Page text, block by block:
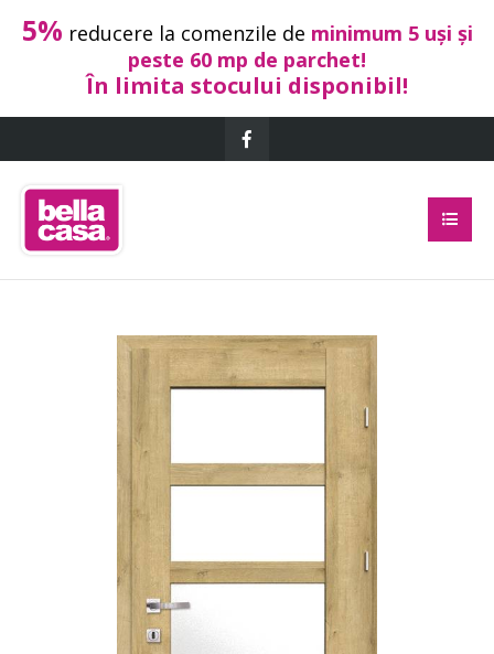
5% reducere la comenzile de minimum 5 uși și
peste 60 mp de parchet!
În limita stocului disponibil!